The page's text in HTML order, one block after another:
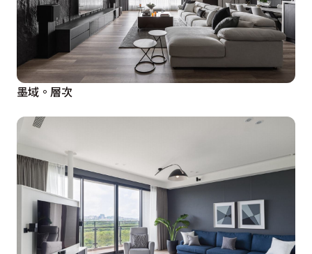
墨域。層次